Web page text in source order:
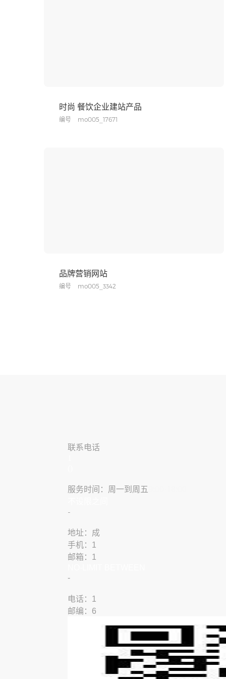
时尚 餐饮企业建站产品
编号 mo005_17671
品牌营销网站
编号 mo005_3342
联系电话
服务时间：周一到周五
​-
地址：成
手机：1
邮箱：1
​-
​​电话：1
邮编：6